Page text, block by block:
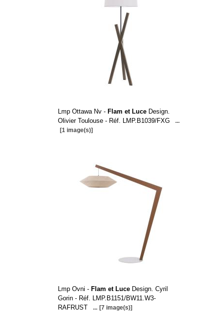
Lmp Ottawa Nv - Flam et LuceDesign.
Olivier Toulouse - Réf. LMP.B1039/FXG
...
[1 image(s)]
Lmp Ovni - Flam et LuceDesign. Cyril
Gorin - Réf. LMP.B1151/BW11.W3-
RAFRUST
... [7 image(s)]